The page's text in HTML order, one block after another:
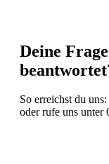
Deine
So erreichst du uns:
oder rufe uns unter